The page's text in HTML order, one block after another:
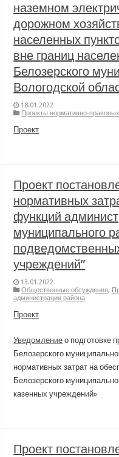
наземном
дорожном
населенных
вне границ
Белозерского
Вологодской
18.01.2022
Проекты нормативно-
Проект
Проект
нормативных
функций
муниципального
учреждений”
13.01.2022
Общественные обсуждения,
администрации района
Проект
Уведомление о подготовке
Белозерского
нормативных затрат на
Белозерского
казенных учреждений»
Проект